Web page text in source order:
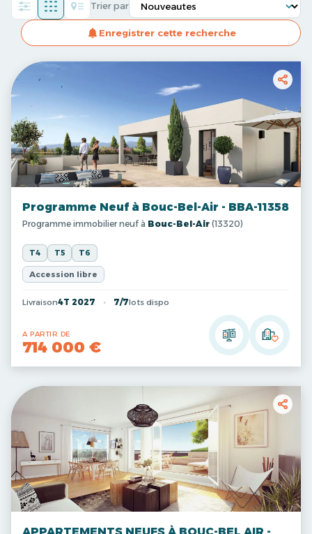
Enregistrer cette recherche
Trier par
Programme Neuf à Bouc-Bel-Air - BBA-11358
Programme immobilier neuf à Bouc-Bel-Air (13320)
T4 T5 T6
Accession libre
Livraison4T 2027 7/7lots dispo
A PARTIR DE
714 000 €